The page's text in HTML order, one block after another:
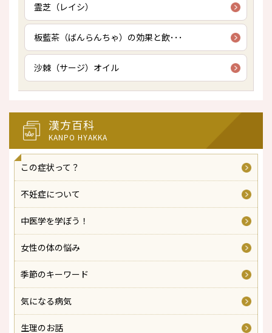
霊芝（レイシ）
板藍茶（ばんらんちゃ）の効果と飲･･･
沙棘（サージ）オイル
漢方百科
KANPO HYAKKA
この症状って？
不妊症について
中医学を学ぼう！
女性の体の悩み
季節のキーワード
気になる病気
生理のお話